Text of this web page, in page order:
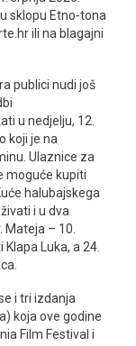
sklopu Etno-tona
ili na blagajni
publici nudi još
u nedjelju, 12.
koji je na
Ulaznice za
moguće kupiti
halubajskega
i u dva
– 10.
Luka, a 24.
i tri izdanja
koja ove godine
Film Festival i